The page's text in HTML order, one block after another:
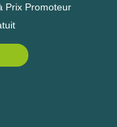
Prix Promoteur